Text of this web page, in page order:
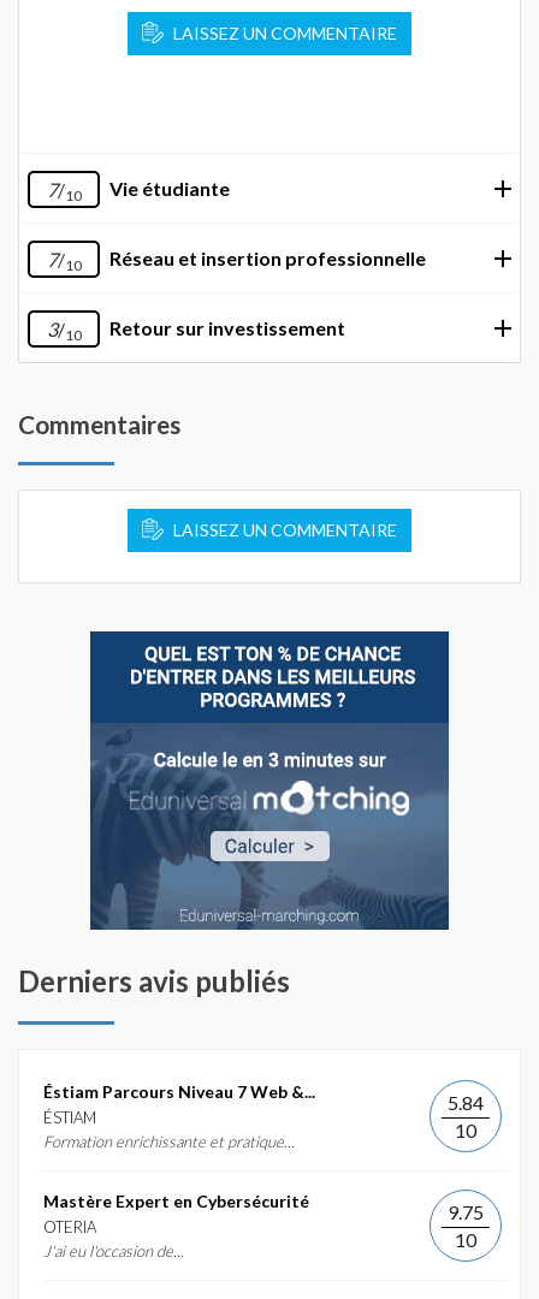
LAISSEZ UN COMMENTAIRE
7/10 Vie étudiante
7/10 Réseau et insertion professionnelle
3/10 Retour sur investissement
Commentaires
LAISSEZ UN COMMENTAIRE
Derniers avis publiés
Éstiam Parcours Niveau 7 Web &...
ÉSTIAM
Formation enrichissante et pratique...
5.84
10
Mastère Expert en Cybersécurité
OTERIA
J'ai eu l'occasion de...
9.75
10